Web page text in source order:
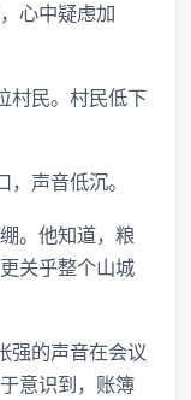
心中疑虑加
村民。村民低下
，声音低沉。
。他知道，粮
关乎整个山城
强的声音在会议
意识到，账簿